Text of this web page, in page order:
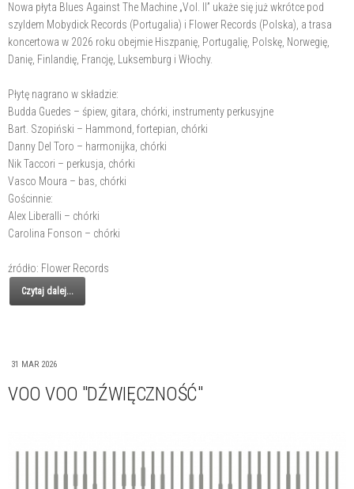
Nowa płyta Blues Against The Machine „Vol. II” ukaże się już wkrótce pod
szyldem Mobydick Records (Portugalia) i Flower Records (Polska), a trasa
koncertowa w 2026 roku obejmie Hiszpanię, Portugalię, Polskę, Norwegię,
Danię, Finlandię, Francję, Luksemburg i Włochy.
Płytę nagrano w składzie:
Budda Guedes – śpiew, gitara, chórki, instrumenty perkusyjne
Bart. Szopiński – Hammond, fortepian, chórki
Danny Del Toro – harmonijka, chórki
Nik Taccori – perkusja, chórki
Vasco Moura – bas, chórki
Gościnnie:
Alex Liberalli – chórki
Carolina Fonson – chórki
źródło: Flower Records
Czytaj dalej...
31 MAR 2026
VOO VOO "DŹWIĘCZNOŚĆ"